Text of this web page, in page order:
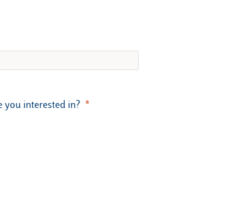
you interested in?​​​​​​​